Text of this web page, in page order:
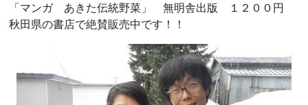
「マンガ あきた伝統野菜」 無明舎出版 １２００円
秋田県の書店で絶賛販売中です！！